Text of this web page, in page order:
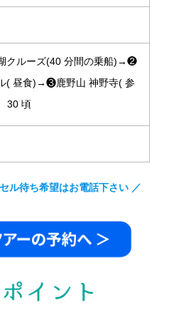
クルーズ(40 分間の乗船)→❷
( 昼食)→❸鹿野山 神野寺( 参
30 頃
ル待ち希望はお電話下さい ／